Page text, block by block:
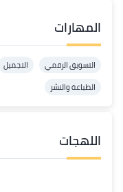
المهارات
التسويق الرقمي التجميل
الطباعة والنشر
اللهجات